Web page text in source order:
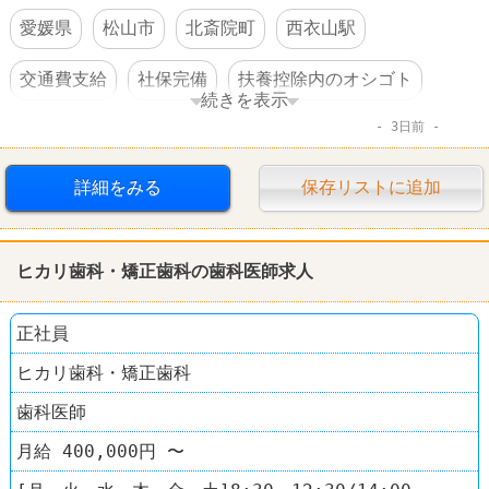
愛媛県 松山市 北斎院町 西衣山駅
交通費支給 社保完備 扶養控除内のオシゴト
続きを表示
3日前
詳細をみる 保存リストに追加
ヒカリ歯科・矯正歯科の歯科医師求人
正社員
ヒカリ歯科・矯正歯科
歯科医師
月給 400,000円 〜